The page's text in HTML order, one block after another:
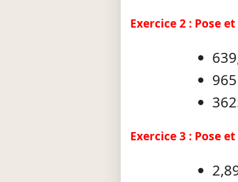
Exercice 2 : Pose
Exercice 3 : Pose